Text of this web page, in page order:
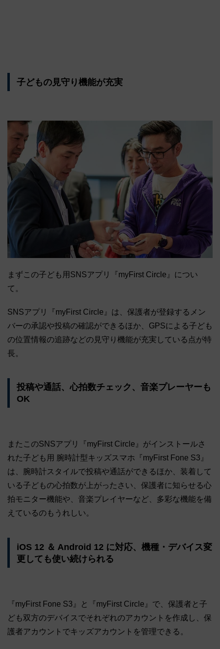
子どもの見守り機能が充実
まずこの子ども用SNSアプリ『myFirst Circle』につい
て。
SNSアプリ『myFirst Circle』は、保護者が登録するメン
バーの承認や投稿の確認ができるほか、GPSによる子ども
の位置情報の追跡などの見守り機能が充実している点が特
長。
投稿や通話、心拍数チェック、音楽プレーヤーも
OK
またこのSNSアプリ『myFirst Circle』がインストールさ
れた子ども用 腕時計型キッズスマホ『myFirst Fone S3』
は、腕時計スタイルで投稿や通話ができるほか、装着して
いる子どもの心拍数が上がったさい、保護者に知らせる心
拍モニター機能や、音楽プレイヤーなど、多彩な機能を備
えているのもうれしい。
iOS 12 ＆ Android 12 に対応、機種・デバイス変
更しても使い続けられる
『myFirst Fone S3』と『myFirst Circle』で、保護者と子
ども双方のデバイスでそれぞれのアカウントを作成し、保
護者アカウントでキッズアカウントを管理できる。